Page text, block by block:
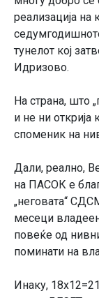
реализација на
тунелот кој
Идризово.
На страна, што
и не ни открија
споменик на
Дали, реално,
на ПАСОК е
„неговата“
месеци
повеќе од
поминати на
Инаку,